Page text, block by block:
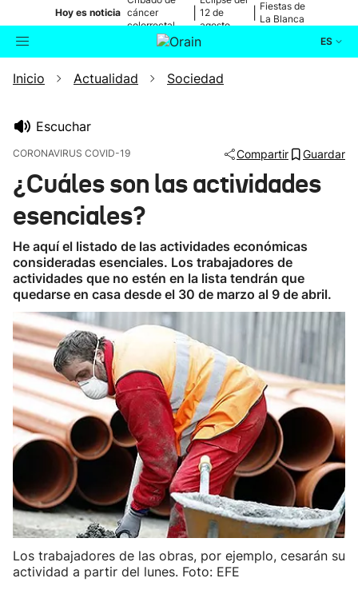
Hoy es noticia cáncer
colorrectal
12 de
agosto
Fiestas de
La Blanca
ES
Buscador Actualidad
Eguraldia
Inicio Actualidad Sociedad
Escuchar
CORONAVIRUS COVID-19 Compartir Guardar
¿Cuáles son las actividades
esenciales?
He aquí el listado de las actividades económicas
consideradas esenciales. Los trabajadores de
actividades que no estén en la lista tendrán que
quedarse en casa desde el 30 de marzo al 9 de abril.
Los trabajadores de las obras, por ejemplo, cesarán su
actividad a partir del lunes. Foto: EFE